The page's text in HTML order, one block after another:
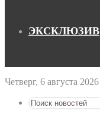
ЭКСКЛЮЗИВ
Четверг, 6 августа 2026